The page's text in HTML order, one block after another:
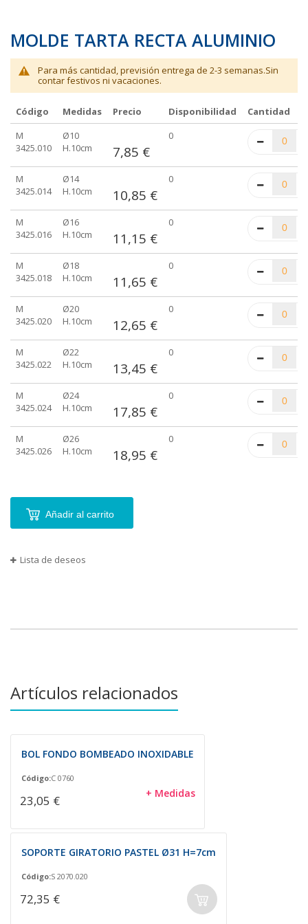
MOLDE TARTA RECTA ALUMINIO
Para más cantidad, previsión entrega de 2-3 semanas.Sin
contar festivos ni vacaciones.
Elementos
de
agrupados
Código Medidas Precio Disponibilidad
Cantidad
M
3425.010
Ø10
H.10cm
7,85 €
0
M
3425.014
Ø14
H.10cm
10,85 €
0
M
3425.016
Ø16
H.10cm
11,15 €
0
M
3425.018
Ø18
H.10cm
11,65 €
0
M
3425.020
Ø20
H.10cm
12,65 €
0
M
3425.022
Ø22
H.10cm
13,45 €
0
M
3425.024
Ø24
H.10cm
17,85 €
0
M
3425.026
Ø26
H.10cm
18,95 €
0
Añadir al carrito
Lista de deseos
Artículos relacionados
BOL FONDO BOMBEADO INOXIDABLE
Código:C 0760
23,05 € + Medidas
SOPORTE GIRATORIO PASTEL Ø31 H=7cm
Código:S 2070.020
72,35 €